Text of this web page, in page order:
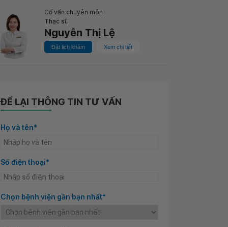
Cố vấn chuyên môn
Thạc sĩ,
Nguyễn Thị Lệ
Đặt lịch khám Xem chi tiết
ĐỂ LẠI THÔNG TIN TƯ VẤN
Họ và tên*
Số điện thoại*
Chọn bệnh viện gần bạn nhất*